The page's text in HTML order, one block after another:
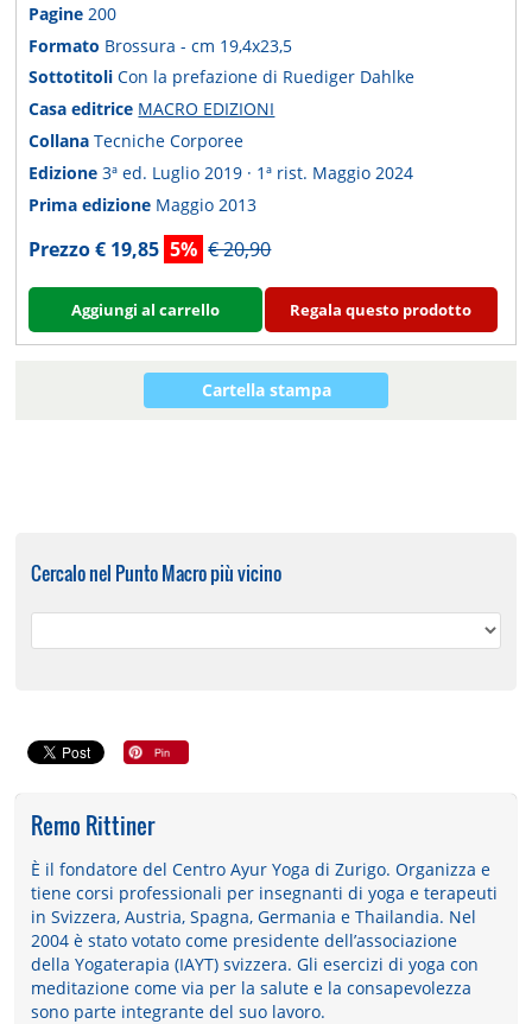
Pagine 200
Formato Brossura - cm 19,4x23,5
SottotitoliCon la prefazione di Ruediger Dahlke
Casa editrice MACRO EDIZIONI
CollanaTecniche Corporee
Edizione3ª ed. Luglio 2019 · 1ª rist. Maggio 2024
Prima edizione Maggio 2013
Prezzo € 19,85 5% € 20,90
Aggiungi al carrello Regala questo prodotto
Cartella stampa
Cercalo nel Punto Macro più vicino
Remo Rittiner
È il fondatore del Centro Ayur Yoga di Zurigo. Organizza e
tiene corsi professionali per insegnanti di yoga e terapeuti
in Svizzera, Austria, Spagna, Germania e Thailandia. Nel
2004 è stato votato come presidente dell’associazione
della Yogaterapia (IAYT) svizzera. Gli esercizi di yoga con
meditazione come via per la salute e la consapevolezza
sono parte integrante del suo lavoro.